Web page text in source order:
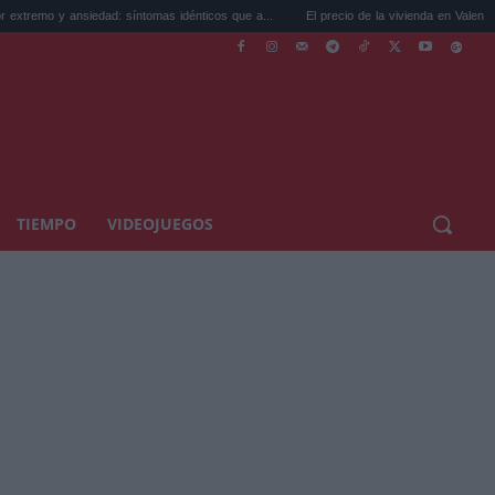
síntomas idénticos que a... El precio de la vivienda en Valencia sube a
TIEMPO VIDEOJUEGOS